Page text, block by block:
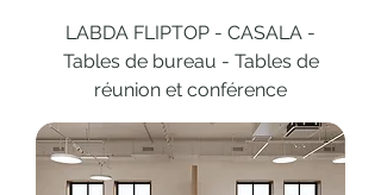
LABDA FLIPTOP - CASALA -
Tables de bureau - Tables de
réunion et conférence